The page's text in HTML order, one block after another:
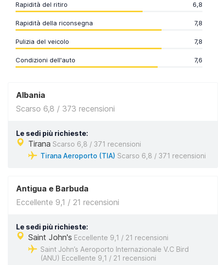
Rapidità del ritiro 6,8
Rapidità della riconsegna 7,8
Pulizia del veicolo 7,8
Condizioni dell'auto 7,6
Albania
Scarso 6,8 / 373 recensioni
Le sedi più richieste:
Tirana Scarso 6,8 / 371 recensioni
Tirana Aeroporto (TIA) Scarso 6,8 / 371 recensioni
Antigua e Barbuda
Eccellente 9,1 / 21 recensioni
Le sedi più richieste:
Saint John's Eccellente 9,1 / 21 recensioni
Saint John’s Aeroporto Internazionale V.C Bird
(ANU) Eccellente 9,1 / 21 recensioni